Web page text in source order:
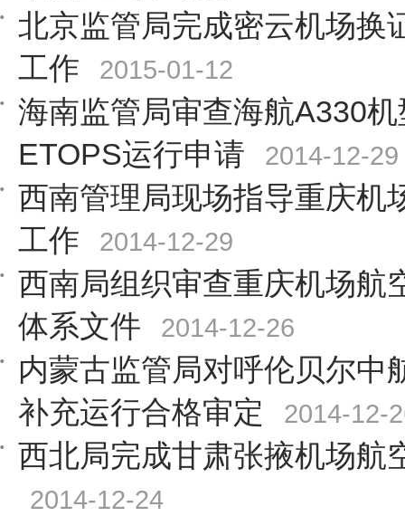
北京监管局完成密云机场换
工作
2015-01-12
海南监管局审查海航A330
ETOPS运行申请
2014-12-29
西南管理局现场指导重庆机
工作
2014-12-29
西南局组织审查重庆机场航
体系文件
2014-12-26
内蒙古监管局对呼伦贝尔中
补充运行合格审定
2014-12-
西北局完成甘肃张掖机场航
2014-12-24